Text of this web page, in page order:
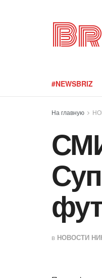
#NEWSBRIZ
На главную
в НОВОСТИ